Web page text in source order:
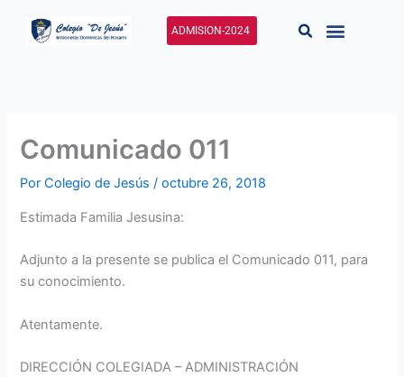
ADMISION-2024
Comunicado 011
PorColegio de Jesús/octubre 26, 2018
Estimada Familia Jesusina:
Adjunto a la presente se publica el Comunicado 011, para
su conocimiento.
Atentamente.
DIRECCIÓN COLEGIADA – ADMINISTRACIÓN